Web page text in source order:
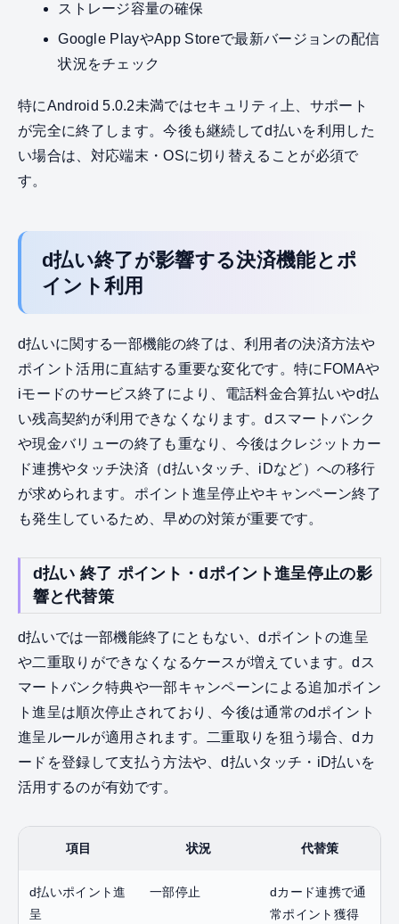
ストレージ容量の確保
Google PlayやApp Storeで最新バージョンの配信
状況をチェック
特にAndroid 5.0.2未満ではセキュリティ上、サポート
が完全に終了します。今後も継続してd払いを利用した
い場合は、対応端末・OSに切り替えることが必須で
す。
d払い終了が影響する決済機能とポ
イント利用
d払いに関する一部機能の終了は、利用者の決済方法や
ポイント活用に直結する重要な変化です。特にFOMAや
iモードのサービス終了により、電話料金合算払いやd払
い残高契約が利用できなくなります。dスマートバンク
や現金バリューの終了も重なり、今後はクレジットカー
ド連携やタッチ決済（d払いタッチ、iDなど）への移行
が求められます。ポイント進呈停止やキャンペーン終了
も発生しているため、早めの対策が重要です。
d払い 終了 ポイント・dポイント進呈停止の影
響と代替策
d払いでは一部機能終了にともない、dポイントの進呈
や二重取りができなくなるケースが増えています。dス
マートバンク特典や一部キャンペーンによる追加ポイン
ト進呈は順次停止されており、今後は通常のdポイント
進呈ルールが適用されます。二重取りを狙う場合、dカ
ードを登録して支払う方法や、d払いタッチ・iD払いを
活用するのが有効です。
項目 状況 代替策
d払いポイント進
呈
一部停止
dカード連携で通
常ポイント獲得